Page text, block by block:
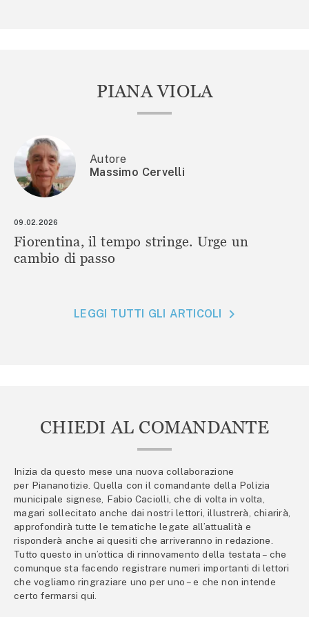
PIANA VIOLA
Autore
Massimo Cervelli
09.02.2026
Fiorentina, il tempo stringe. Urge un
cambio di passo
LEGGI TUTTI GLI ARTICOLI
CHIEDI AL COMANDANTE
Inizia da questo mese una nuova collaborazione
per Piananotizie. Quella con il comandante della Polizia
municipale signese, Fabio Caciolli, che di volta in volta,
magari sollecitato anche dai nostri lettori, illustrerà, chiarirà,
approfondirà tutte le tematiche legate all’attualità e
risponderà anche ai quesiti che arriveranno in redazione.
Tutto questo in un’ottica di rinnovamento della testata – che
comunque sta facendo registrare numeri importanti di lettori
che vogliamo ringraziare uno per uno – e che non intende
certo fermarsi qui.